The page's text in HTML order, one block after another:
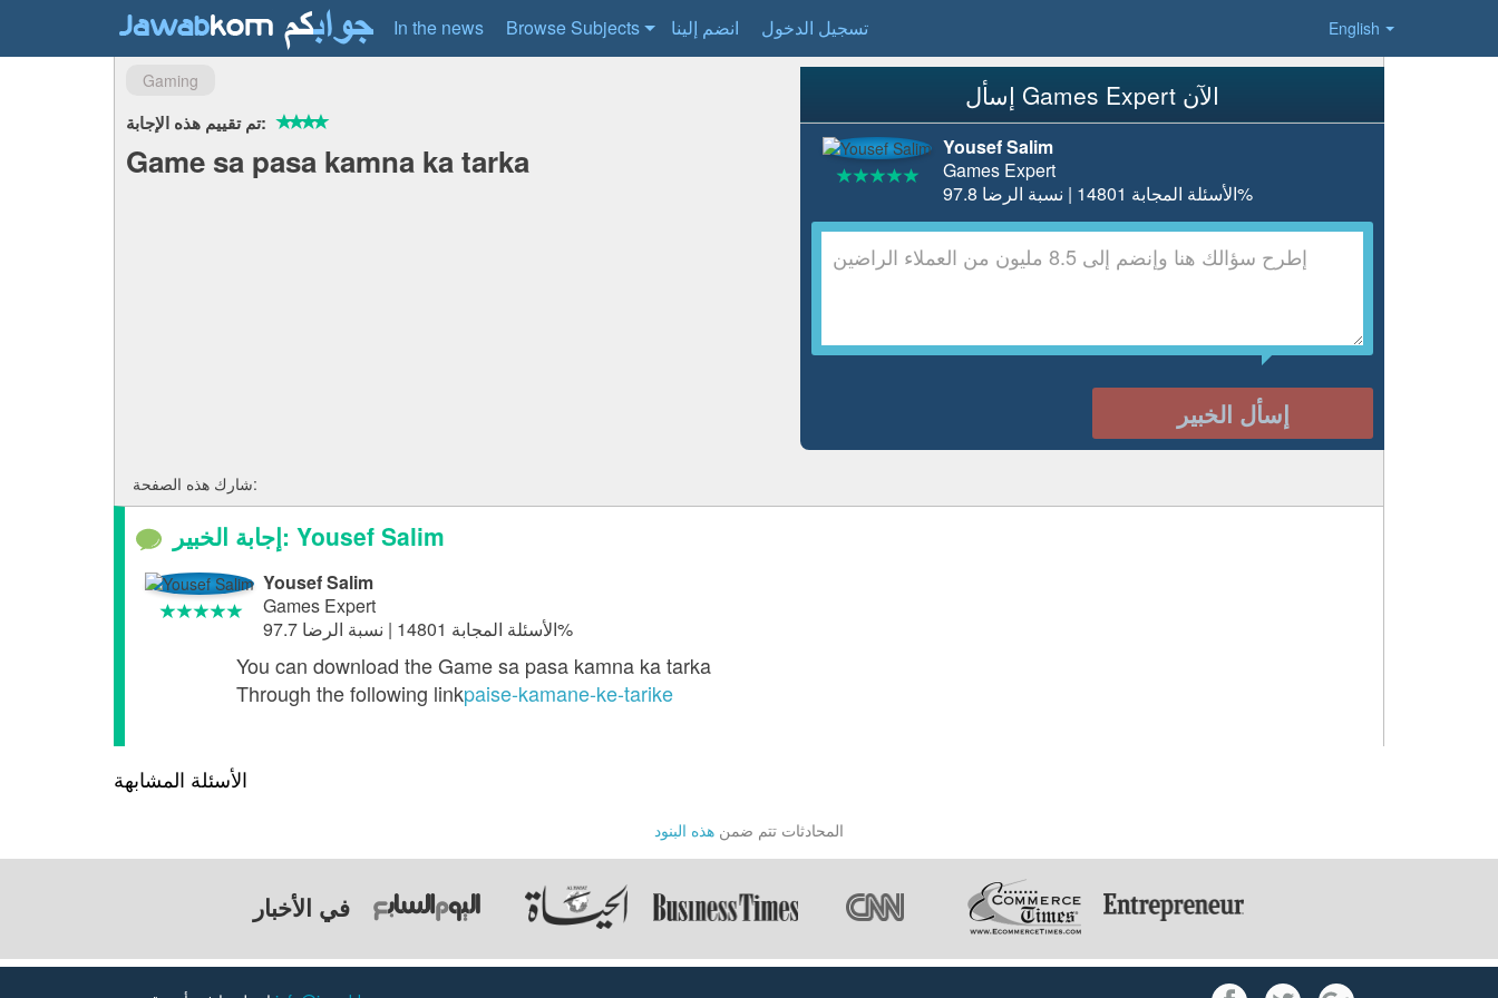
English
In the news Browse Subjects انضم إلينا تسجيل الدخول
إسأل Games Expert الآن
Yousef Salim
Games Expert
الأسئلة المجابة 14801 | نسبة الرضا 97.8%
إسأل الخبير
Gaming
تم تقييم هذه الإجابة:
Game sa pasa kamna ka tarka
شارك هذه الصفحة:
إجابة الخبير: Yousef Salim
Yousef Salim
Games Expert
الأسئلة المجابة 14801 | نسبة الرضا 97.7%
You can download the Game sa pasa kamna ka tarka
Through the following linkpaise-kamane-ke-tarike
الأسئلة المشابهة
المحادثات تتم ضمن هذه البنود
في الأخبار